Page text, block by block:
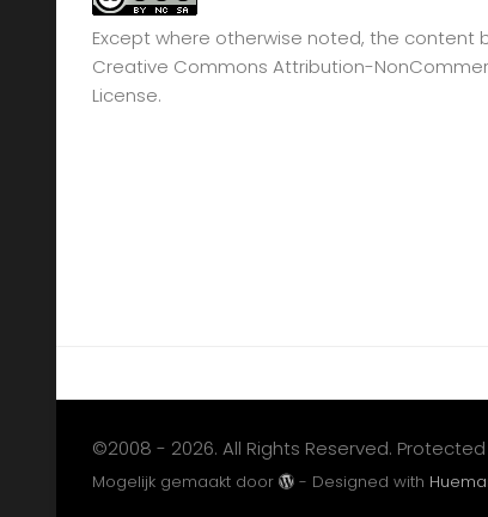
Except where otherwise noted, the content
Creative Commons Attribution-
License.
©2008 - 2026. All Rights Reserved.
Mogelijk gemaakt door - Designed with